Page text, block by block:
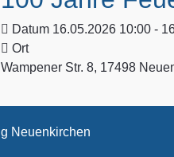
Datum 16.05.2026 10:00 -
Ort
Wampener Str. 8, 17498